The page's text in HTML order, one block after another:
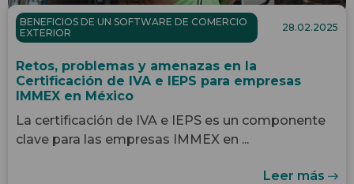
BENEFICIOS DE UN SOFTWARE DE COMERCIO
EXTERIOR
28.02.2025
Retos, problemas y amenazas en la
Certificación de IVA e IEPS para empresas
IMMEX en México
La certificación de IVA e IEPS es un componente
clave para las empresas IMMEX en ...
Leer más